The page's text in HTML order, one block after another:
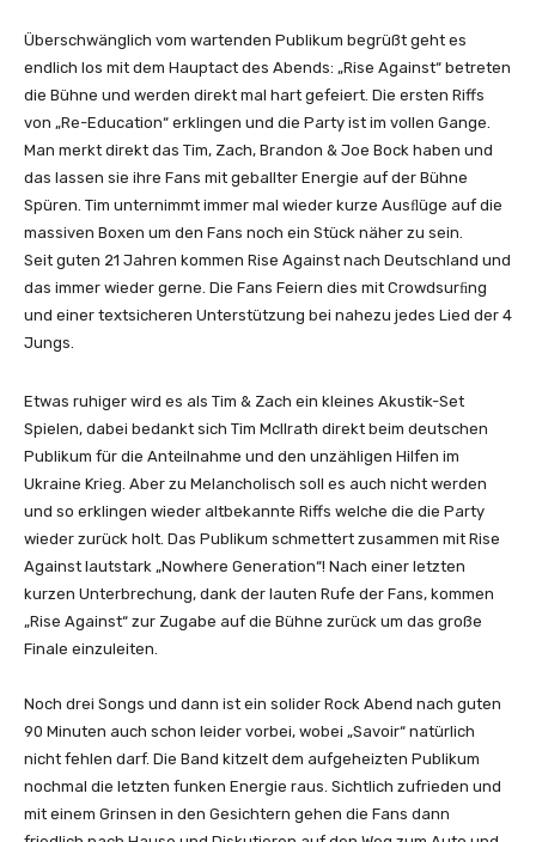
Überschwänglich vom wartenden Publikum begrüßt geht es
endlich los mit dem Hauptact des Abends: „Rise Against“ betreten
die Bühne und werden direkt mal hart gefeiert. Die ersten Riffs
von „Re-Education“ erklingen und die Party ist im vollen Gange.
Man merkt direkt das Tim, Zach, Brandon & Joe Bock haben und
das lassen sie ihre Fans mit geballter Energie auf der Bühne
Spüren. Tim unternimmt immer mal wieder kurze Ausﬂüge auf die
massiven Boxen um den Fans noch ein Stück näher zu sein.
Seit guten 21 Jahren kommen Rise Against nach Deutschland und
das immer wieder gerne. Die Fans Feiern dies mit Crowdsurﬁng
und einer textsicheren Unterstützung bei nahezu jedes Lied der 4
Jungs.
Etwas ruhiger wird es als Tim & Zach ein kleines Akustik-Set
Spielen, dabei bedankt sich Tim McIlrath direkt beim deutschen
Publikum für die Anteilnahme und den unzähligen Hilfen im
Ukraine Krieg. Aber zu Melancholisch soll es auch nicht werden
und so erklingen wieder altbekannte Riffs welche die die Party
wieder zurück holt. Das Publikum schmettert zusammen mit Rise
Against lautstark „Nowhere Generation“! Nach einer letzten
kurzen Unterbrechung, dank der lauten Rufe der Fans, kommen
„Rise Against“ zur Zugabe auf die Bühne zurück um das große
Finale einzuleiten.
Noch drei Songs und dann ist ein solider Rock Abend nach guten
90 Minuten auch schon leider vorbei, wobei „Savoir“ natürlich
nicht fehlen darf. Die Band kitzelt dem aufgeheizten Publikum
nochmal die letzten funken Energie raus. Sichtlich zufrieden und
mit einem Grinsen in den Gesichtern gehen die Fans dann